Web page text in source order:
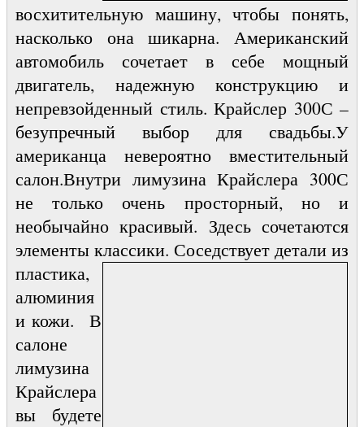
восхитительную машину, чтобы понять,
насколько она шикарна. Американский
автомобиль сочетает в себе мощный
двигатель, надежную конструкцию и
непревзойденный стиль. Крайслер 300С –
безупречный выбор для свадьбы.У
американца невероятно вместительный
салон.Внутри лимузина Крайслера 300С
не только очень просторный, но и
необычайно красивый. Здесь сочетаются
элементы классики. Соседствует детали из
пластика,
алюминия
и кожи. В
салоне
лимузина
Крайслера
вы будете